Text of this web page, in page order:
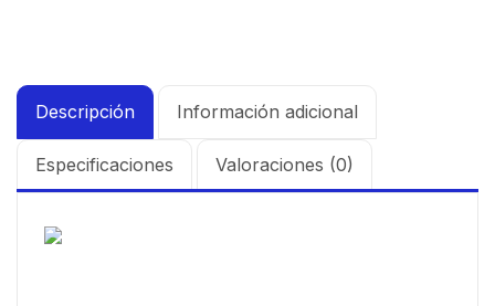
Descripción Información adicional
Especificaciones Valoraciones (0)